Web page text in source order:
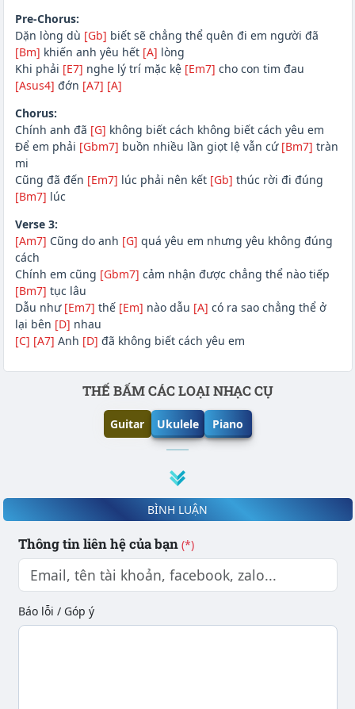
Pre-Chorus:
Dặn lòng dù [Gb] biết sẽ chẳng thể quên đi em người đã
[Bm] khiến anh yêu hết [A] lòng
Khi phải [E7] nghe lý trí mặc kệ [Em7] cho con tim đau
[Asus4] đớn [A7] [A]
Chorus:
Chính anh đã [G] không biết cách không biết cách yêu em
Để em phải [Gbm7] buồn nhiều lần giọt lệ vẫn cứ [Bm7] tràn
mi
Cũng đã đến [Em7] lúc phải nên kết [Gb] thúc rời đi đúng
[Bm7] lúc
Verse 3:
[Am7] Cũng do anh [G] quá yêu em nhưng yêu không đúng
cách
Chính em cũng [Gbm7] cảm nhận được chẳng thể nào tiếp
[Bm7] tục lâu
Dẫu như [Em7] thế [Em] nào dẫu [A] có ra sao chẳng thể ở
lại bên [D] nhau
[C] [A7] Anh [D] đã không biết cách yêu em
Phần nội dungTHẾ BẤM CÁC LOẠI NHẠC CỤ
Guitar Ukulele Piano
BÌNH LUẬN
Thông tin liên hệ của bạn (*)
Báo lỗi / Góp ý